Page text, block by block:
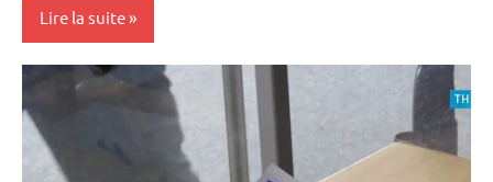
Lire la suite
Antilles-
Blog